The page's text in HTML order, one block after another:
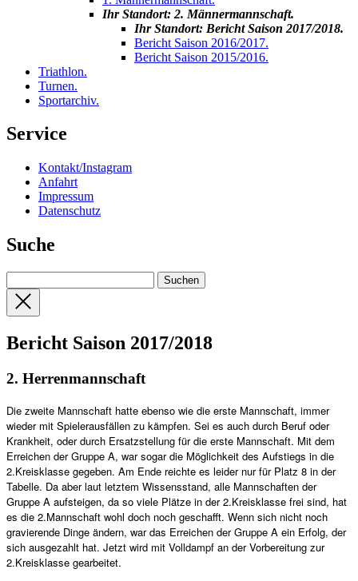
Ihr Standort: 2. Männermannschaft.
Ihr Standort: Bericht Saison 2017/2018.
Bericht Saison 2016/2017.
Bericht Saison 2015/2016.
Triathlon.
Turnen.
Sportarchiv.
Service
Kontakt/Instagram
Anfahrt
Impressum
Datenschutz
Suche
Bericht Saison 2017/2018
2. Herrenmannschaft
Die zweite Mannschaft hatte ebenso wie die erste Mannschaft, immer
wieder mit Spielerausfällen zu kämpfen. Sei es auch durch Beruf oder
Krankheit, oder durch Ersatzstellung für die erste Mannschaft. Mit dem
Erreichen der Gruppe A, war sogar die Möglichkeit des Aufstiegs in die
2.Kreisklasse gegeben. Am Ende reichte es leider nur für Platz 8 in der
Tabelle. Da aber laut letztem Wissensstand, alle Mannschaften der
Gruppe A aufsteigen, da so viele Plätze in der 2.Kreisklasse frei sind, hat
es die 2.Mannschaft wohl doch noch geschafft. Wenn sich nicht noch
gravierende Dinge ändern, war das Erreichen der Gruppe A ein Erfolg, der
sich ausgezahlt hat. Jetzt wird mit Volldampf an der Vorbereitung zur
2.Kreisklasse gearbeitet.